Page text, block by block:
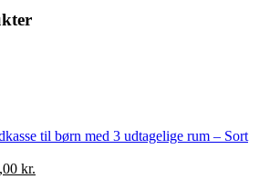
til børn med 3 udtagelige rum – Sort
kr.